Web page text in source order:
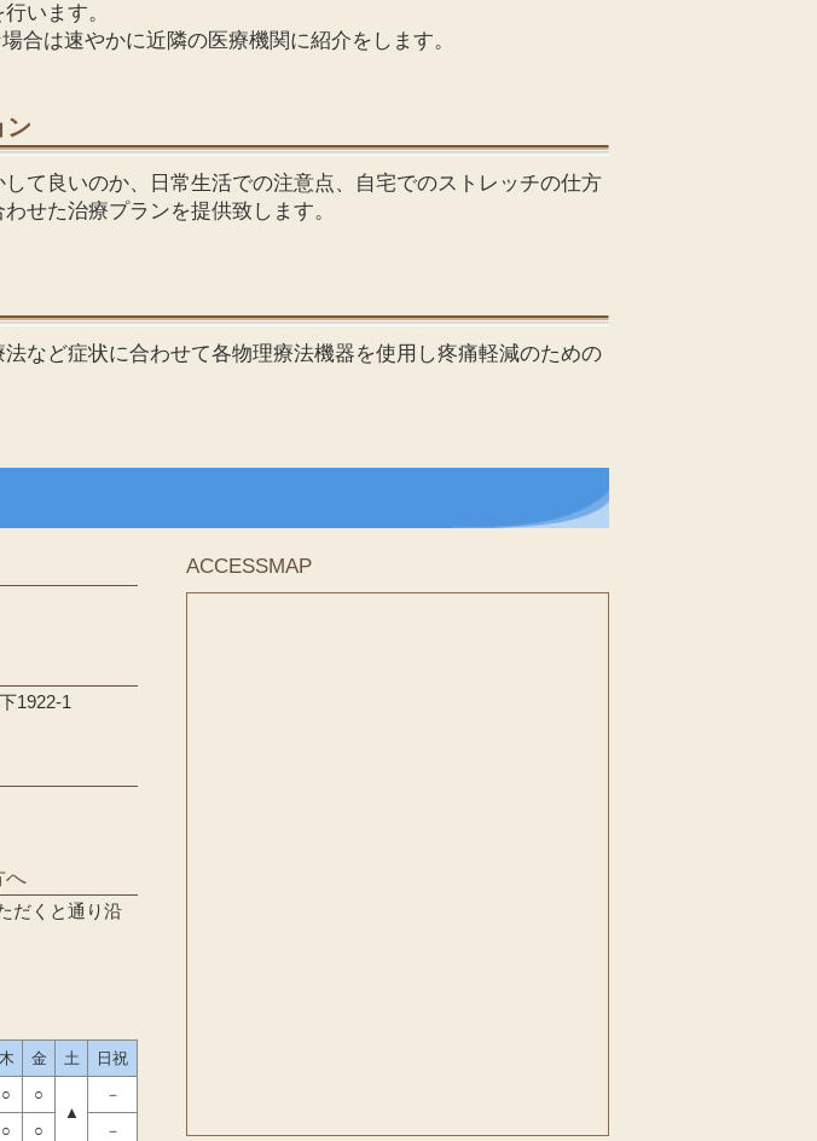
います。
合は速やかに近隣の医療機関に紹介をします。
ン
て良いのか、日常生活での注意点、自宅でのストレッチの仕方
せた治療プランを提供致します。
など症状に合わせて各物理療法機器を使用し疼痛軽減のための
1922-1
へ
だくと通り沿
木 金 土
日祝
○
○
▲
－
○ ○ －
ACCESSMAP